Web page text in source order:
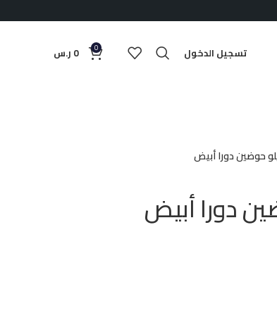
تسجيل الدخول 0
0 ر.س